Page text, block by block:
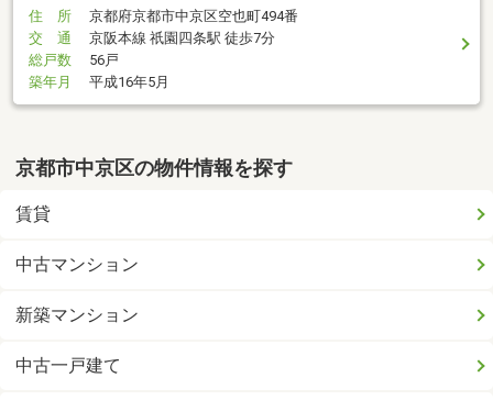
住 所
京都府京都市中京区空也町494番
交 通
京阪本線 祇園四条駅 徒歩7分
総戸数
56戸
築年月
平成16年5月
京都市中京区の物件情報を探す
賃貸
中古マンション
新築マンション
中古一戸建て